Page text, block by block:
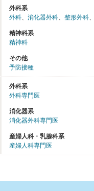
外科系
外科、 消化器外科、 整形外科、
精神科系
精神科
その他
予防接種
外科系
外科専門医
消化器系
消化器外科専門医
産婦人科・乳腺科系
産婦人科専門医